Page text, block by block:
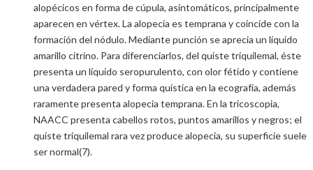
alopécicos en forma de cúpula, asintomáticos, principalmente
aparecen en vértex. La alopecia es temprana y coincide con la
formación del nódulo. Mediante punción se aprecia un líquido
amarillo citrino. Para diferenciarlos, del quiste triquilemal, éste
presenta un líquido seropurulento, con olor fétido y contiene
una verdadera pared y forma quística en la ecografía, además
raramente presenta alopecia temprana. En la tricoscopia,
NAACC presenta cabellos rotos, puntos amarillos y negros; el
quiste triquilemal rara vez produce alopecia, su superficie suele
ser normal(7).